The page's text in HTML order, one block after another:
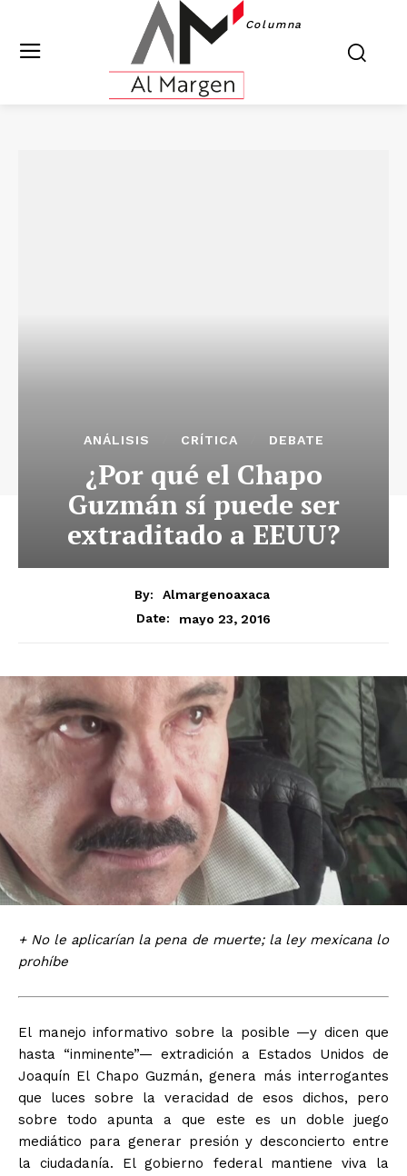
Columna
ANÁLISIS CRÍTICA DEBATE
¿Por qué el Chapo
Guzmán sí puede ser
extraditado a EEUU?
By:
Almargenoaxaca
Date:
mayo 23, 2016
+ No le aplicarían la pena de muerte; la ley mexicana lo
prohíbe
El manejo informativo sobre la posible —y dicen que
hasta “inminente”— extradición a Estados Unidos de
Joaquín El Chapo Guzmán, genera más interrogantes
que luces sobre la veracidad de esos dichos, pero
sobre todo apunta a que este es un doble juego
mediático para generar presión y desconcierto entre
la ciudadanía. El gobierno federal mantiene viva la